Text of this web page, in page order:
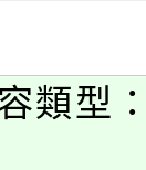
結果(
推廣
析基
校路
類型